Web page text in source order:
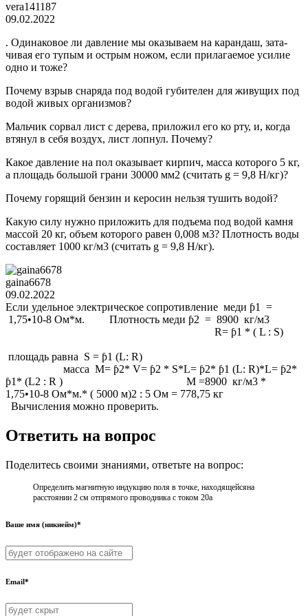
vera141187
09.02.2022
. Одинаковое ли давление мы оказываем на карандаш, зата­
чивая его тупым и острым ножом, если прилагаемое усилие
одно и тоже?
Почему взрыв снаряда под водой губителен для живущих под
водой живых организмов?
Мальчик сорвал лист с дерева, приложил его ко рту, и, когда
втянул в себя воздух, лист лопнул. Почему?
Какое давление на пол оказывает кирпич, масса которого 5 кг,
а площадь большой грани 30000 мм2 (считать g = 9,8 Н/кг)?
Почему горящий бензин и керосин нельзя тушить водой?
Какую силу нужно приложить для подъема под водой камня
массой 20 кг, объем которого равен 0,008 м3? Плотность воды
со­ставляет 1000 кг/м3 (считать g = 9,8 Н/кг).
gaina6678
09.02.2022
Если удельное электрическое сопротивление меди ƥ1 =
1,75•10-8 Ом*м. Плотность меди ƥ2 = 8900 кг/м3
R= ƥ1 * ( L : S)
площадь равна S = ƥ1 (L: R)
масса M= ƥ2* V= ƥ2 * S*L= ƥ2* ƥ1 (L: R)*L= ƥ2*
ƥ1* (L2 : R ) М =8900 кг/м3 *
1,75•10-8 Ом*м.* ( 5000 м)2 : 5 Ом = 778,75 кг
Вычисления можно проверить.
Ответить на вопрос
Поделитесь своими знаниями, ответьте на вопрос:
Определить магнитную индукцию поля в точке, находящейсяна
расстоянии 2 см отпрямого проводника с током 20а
Ваше имя (никнейм)*
Email*